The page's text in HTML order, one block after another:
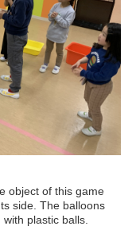
object of this game
side. The balloons
plastic balls.